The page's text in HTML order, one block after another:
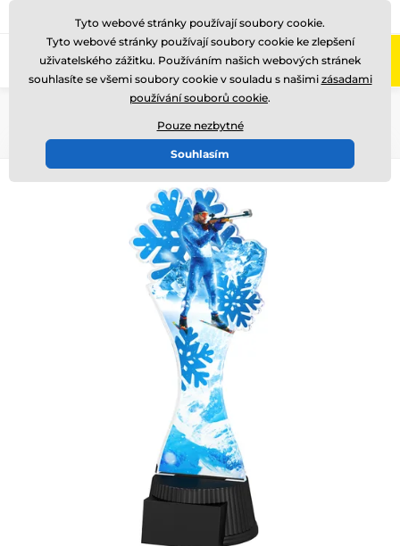
Zavolejte nám (Po-Pá 8-17)
Tyto webové stránky používají soubory cookie.
Tyto webové stránky používají soubory cookie ke zlepšení
uživatelského zážitku. Používáním našich webových stránek
souhlasíte se všemi soubory cookie v souladu s našimi zásadami
používání souborů cookie.
Pouze nezbytné
Souhlasím